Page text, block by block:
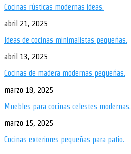
Cocinas rústicas modernas ideas.
abril 21, 2025
Ideas de cocinas minimalistas pequeñas.
abril 13, 2025
Cocinas de madera modernas pequeñas.
marzo 18, 2025
Muebles para cocinas celestes modernas.
marzo 15, 2025
Cocinas exteriores pequeñas para patio.